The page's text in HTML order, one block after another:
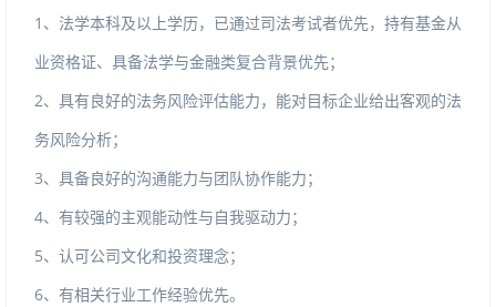
1 、法学本科及以上学历，已通过司法考试者优先，持有基金从
业资格证、具备法学与金融类复合背景优先；
2、具有良好的法务风险评估能力，能对目标企业给出客观的法
务风险分析；
3、具备良好的沟通能力与团队协作能力；
4、有较强的主观能动性与自我驱动力；
5、认可公司文化和投资理念；
6、有相关行业工作经验优先。